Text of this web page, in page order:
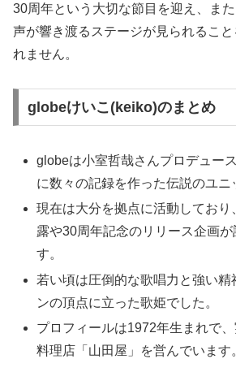
30周年という大切な節目を迎え、ま
声が響き渡るステージが見られるこ
れません。
globeけいこ(keiko)のまとめ
globeは小室哲哉さんプロデュー
に数々の記録を作った伝説のユニ
現在は大分を拠点に活動しており
露や30周年記念のリリース企画が
す。
若い頃は圧倒的な歌唱力と強い精
ンの頂点に立った歌姫でした。
プロフィールは1972年生まれで
料理店「山田屋」を営んでいます